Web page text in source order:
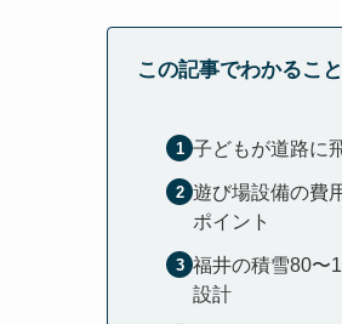
この記事でわかること
子どもが道路に
遊び場設備の費
ポイント
福井の積雪80〜
設計